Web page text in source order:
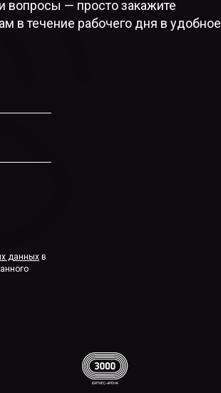
вопросы — просто закажите
в течение рабочего дня в удобное
данных в